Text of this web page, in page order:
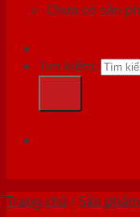
Chưa có sản
Tìm kiếm:
Trang chủ /Sản phẩm